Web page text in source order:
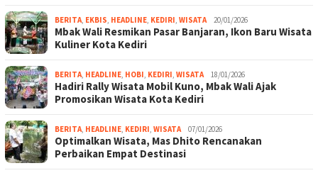
BERITA, EKBIS, HEADLINE, KEDIRI, WISATA 20/01/2026
Mbak Wali Resmikan Pasar Banjaran, Ikon Baru Wisata
Kuliner Kota Kediri
BERITA, HEADLINE, HOBI, KEDIRI, WISATA 18/01/2026
Hadiri Rally Wisata Mobil Kuno, Mbak Wali Ajak
Promosikan Wisata Kota Kediri
BERITA, HEADLINE, KEDIRI, WISATA 07/01/2026
Optimalkan Wisata, Mas Dhito Rencanakan
Perbaikan Empat Destinasi